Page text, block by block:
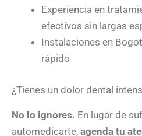
Experiencia en
efectivos sin largas
Instalaciones en
rápido
¿Tienes un dolor dental
No lo ignores. En lugar de
automedicarte, agenda tu